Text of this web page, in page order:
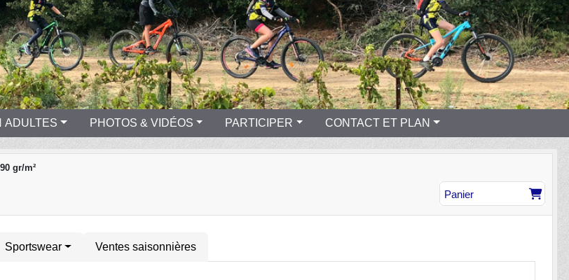
ADULTES PHOTOS & VIDÉOS PARTICIPER CONTACT ET PLAN
gr/m²
Panier
Sportswear Ventes saisonnières